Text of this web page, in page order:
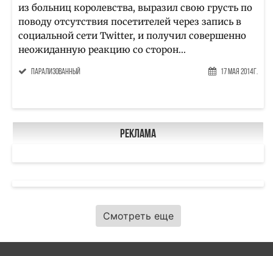
из больниц королевства, выразил свою грусть по
поводу отсутствия посетителей через запись в
социальной сети Twitter, и получил совершенно
неожиданную реакцию со сторон...
парализованный 17 Мая 2014г.
Реклама
Смотреть еще